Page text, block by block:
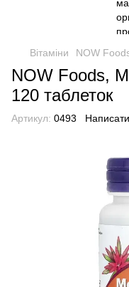
Вітаміни NOW
NOW Foods,
120 таблеток
Артикул: 0493 Написати